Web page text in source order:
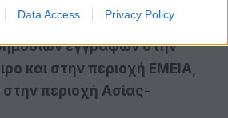
Data Access Privacy Policy
εγγραφών στην
και στην περιοχή EMEIA,
περιοχή Ασίας-